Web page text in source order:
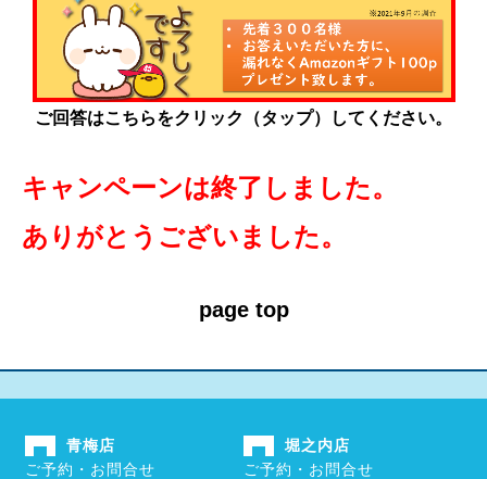
ご回答はこちらをクリック（タップ）してください。
キャンペーンは終了しました。
ありがとうございました。
page top
青梅店
ご予約・お問合せ
堀之内店
ご予約・お問合せ